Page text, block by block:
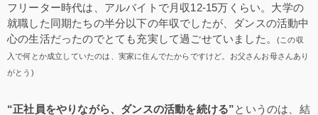
フリーター時代は、アルバイトで月収12-15万くらい。大学の
就職した同期たちの半分以下の年収でしたが、ダンスの活動中
心の生活だったのでとても充実して過ごせていました。
(この収
入で何とか成立していたのは、実家に住んでたからですけど。お父さんお母さんあり
がとう)
“正社員をやりながら、ダンスの活動を続ける”というのは、結